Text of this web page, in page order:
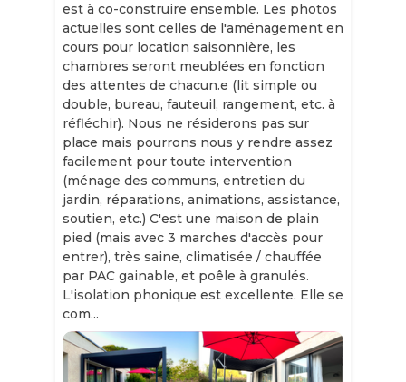
est à co-construire ensemble. Les photos
actuelles sont celles de l'aménagement en
cours pour location saisonnière, les
chambres seront meublées en fonction
des attentes de chacun.e (lit simple ou
double, bureau, fauteuil, rangement, etc. à
réfléchir). Nous ne résiderons pas sur
place mais pourrons nous y rendre assez
facilement pour toute intervention
(ménage des communs, entretien du
jardin, réparations, animations, assistance,
soutien, etc.) C'est une maison de plain
pied (mais avec 3 marches d'accès pour
entrer), très saine, climatisée / chauffée
par PAC gainable, et poêle à granulés.
L'isolation phonique est excellente. Elle se
com...
Slide 1 of 12